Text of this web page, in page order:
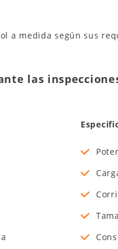
a medida según sus
las